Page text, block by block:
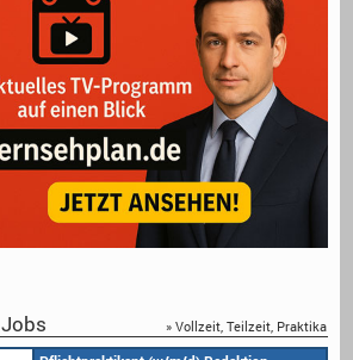
Jobs » Vollzeit, Teilzeit, Praktika